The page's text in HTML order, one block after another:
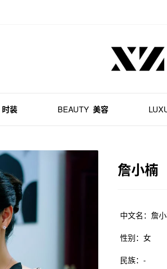
时装 BEAUTY 美容
詹小楠
中文名：詹
性别：女
民族：-